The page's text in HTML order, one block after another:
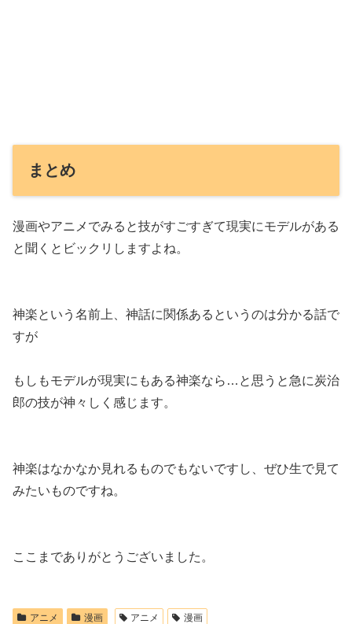
まとめ
漫画やアニメでみると技がすごすぎて現実にモデルがある
と聞くとビックリしますよね。
神楽という名前上、神話に関係あるというのは分かる話で
すが
もしもモデルが現実にもある神楽なら…と思うと急に炭治
郎の技が神々しく感じます。
神楽はなかなか見れるものでもないですし、ぜひ生で見て
みたいものですね。
ここまでありがとうございました。
アニメ 漫画 アニメ 漫画